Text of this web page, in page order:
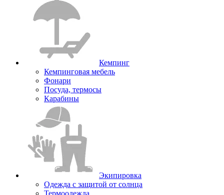
Кемпинг
Кемпинговая мебель
Фонари
Посуда, термосы
Карабины
Экипировка
Одежда с защитой от солнца
Термоодежда